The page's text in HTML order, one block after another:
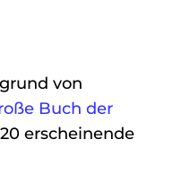
von
Buch der
erscheinende